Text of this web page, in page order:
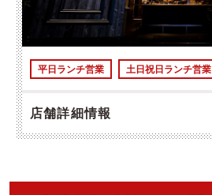
平日ランチ営業 土日祝日ランチ営業
店舗詳細情報